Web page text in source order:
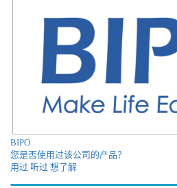
系，CEO将举办全州性招聘会和推广
除社会偏见，并彰显公平机会雇佣的重要性。 此项资金
俄克拉荷马州企业与社区迎接新一轮人
部分。在本月举办的“人工智能商业峰
构提供重大资金支持，以构建技术机遇
就业机会中心（CEO）专注为刚结束
全面的就业服务。该机构目前覆盖12个
司法系统影响人群获得实现社会经济流
BIPO
您是否使用过该公司的产品？
用过 听过 想了解